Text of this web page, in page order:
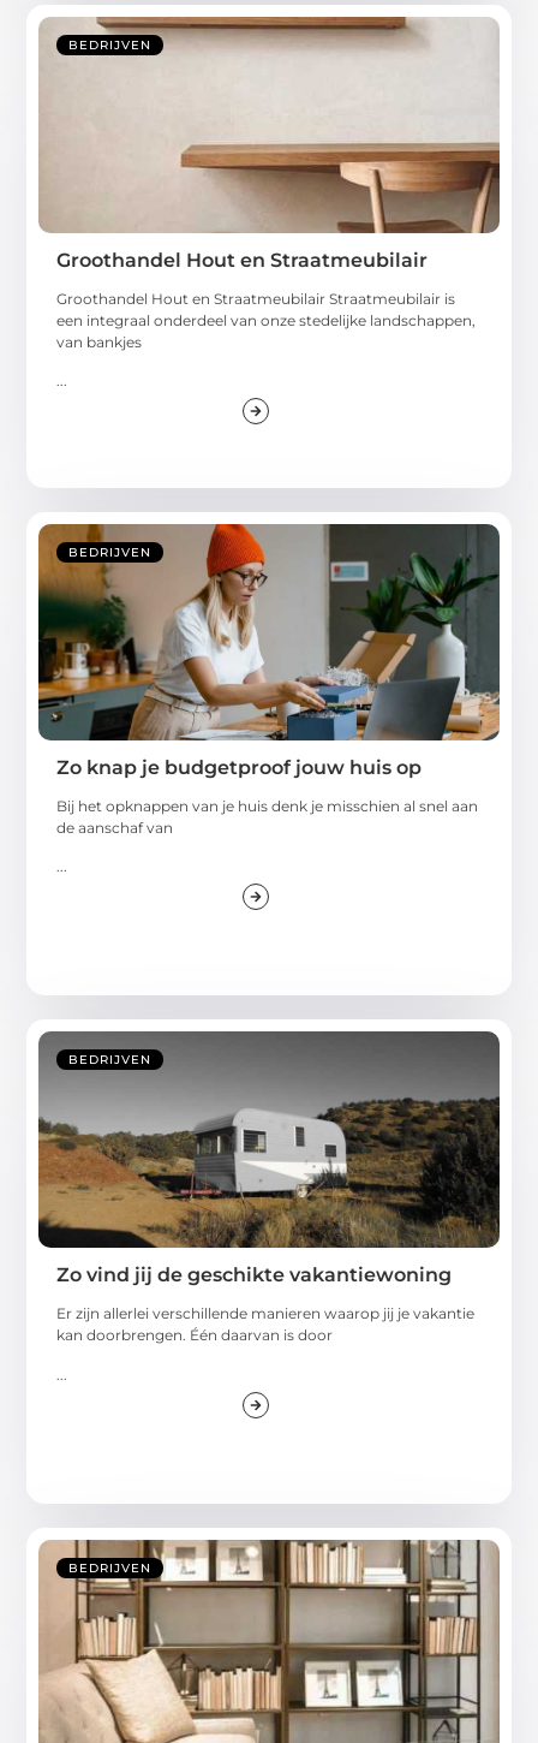
BEDRIJVEN
Groothandel Hout en Straatmeubilair
Groothandel Hout en Straatmeubilair Straatmeubilair is
een integraal onderdeel van onze stedelijke landschappen,
van bankjes
...
BEDRIJVEN
Zo knap je budgetproof jouw huis op
Bij het opknappen van je huis denk je misschien al snel aan
de aanschaf van
...
BEDRIJVEN
Zo vind jij de geschikte vakantiewoning
Er zijn allerlei verschillende manieren waarop jij je vakantie
kan doorbrengen. Één daarvan is door
BEDRIJVEN